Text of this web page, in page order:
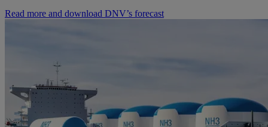
Read more and download DNV’s forecast